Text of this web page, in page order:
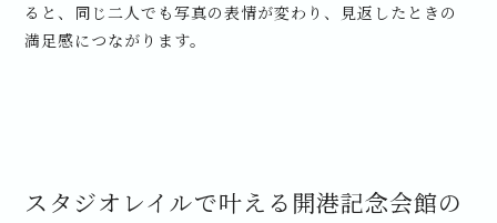
ると、同じ二人でも写真の表情が変わり、見返したときの
満足感につながります。
スタジオレイルで叶える開港記念会館の